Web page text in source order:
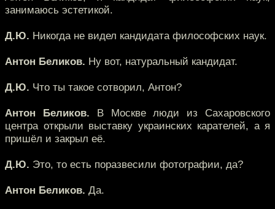
занимаюсь эстетикой.
Д.Ю. Никогда не видел кандидата философских наук.
Антон Беликов. Ну вот, натуральный кандидат.
Д.Ю. Что ты такое сотворил, Антон?
Антон Беликов. В Москве люди из Сахаровского
центра открыли выставку украинских карателей, а я
пришёл и закрыл её.
Д.Ю. Это, то есть поразвесили фотографии, да?
Антон Беликов. Да.